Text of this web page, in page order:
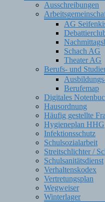
Ausschreibungen
AG
Schach AG
Theater AG
Berufs- und
Berufemap
Digitales
Hausordnung
Häufig gestellte
Hygieneplan HHG
Infektionsschutz
Schulsozialarbeit
Streitschlichter /
Schulsanitätsdienst
Verhaltenskodex
Vertretungsplan
Wegweiser
Winterlager